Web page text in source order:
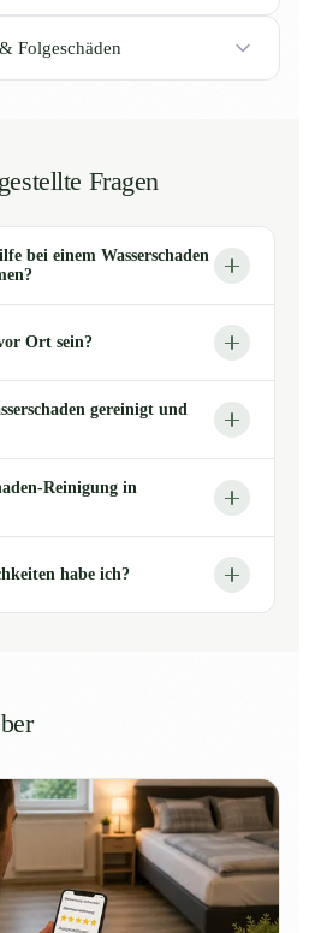
Folgeschäden
Fragen
bei einem Wasserschaden
Ort sein?
gereinigt und
Reinigung in
habe ich?